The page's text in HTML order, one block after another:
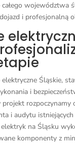
całego województwa
i profesjonalną
elektryczne Śląskie,
i
rozpoczynamy
i audytu
na Śląsku
komponenty z